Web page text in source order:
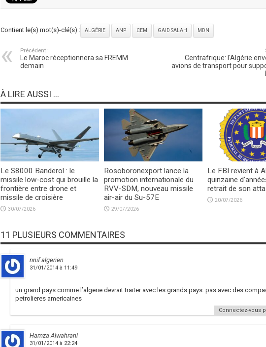
Contient le(s) mot(s)-clé(s) : ALGÉRIE ANP CEM GAID SALAH MDN
Précédent :
Le Maroc réceptionnera sa FREMM
demain
Centrafrique: l'Algérie
avions de transport pour
À LIRE AUSSI ...
Le S8000 Banderol : le
missile low-cost qui brouille la
frontière entre drone et
missile de croisière
30/07/2026
Rosoboronexport lance la
promotion internationale du
RVV-SDM, nouveau missile
air-air du Su-57E
29/07/2026
Le FBI revient à
quinzaine
retrait de son
20/07/2026
11 PLUSIEURS COMMENTAIRES
nnif algerien
31/01/2014 à 11:49
un grand pays comme l’algerie devrait traiter avec les grands pays. pas avec des
petrolieres americaines
Connectez-vous
Hamza Alwahrani
31/01/2014 à 22:24